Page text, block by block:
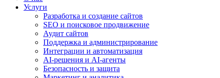
Услуги
Разработка и создание сайтов
SEO и поисковое продвижение
Аудит сайтов
Поддержка и администрирование
Интеграции и автоматизация
AI-решения и AI-агенты
Безопасность и защита